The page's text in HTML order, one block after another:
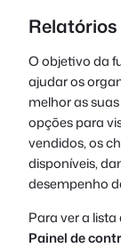
O objetivo da
ajudar os
melhor as
opções para
vendidos, os
disponíveis,
desempenho
Para ver a
Painel de